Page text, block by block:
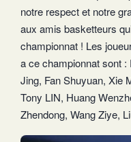
notre respect et notre
aux amis basketteurs
championnat ! Les
a ce championnat sont :
Jing, Fan Shuyuan, Xie
Tony LIN, Huang
Zhendong, Wang Ziye,